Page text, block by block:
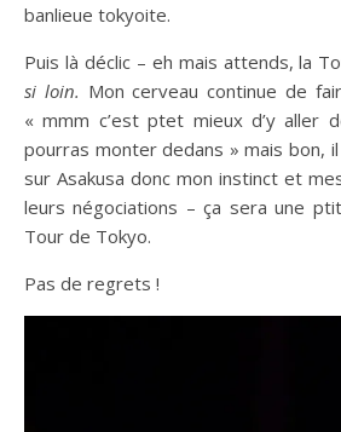
banlieue tokyoite.
Puis là déclic – eh mais attends, la
si loin. Mon cerveau continue de
« mmm c’est ptet mieux d’y aller
pourras monter dedans » mais bon,
sur Asakusa donc mon instinct et
leurs négociations – ça sera une
Tour de Tokyo.
Pas de regrets !